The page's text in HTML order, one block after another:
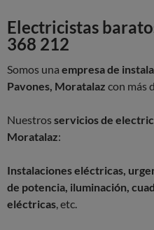
Electricistas
368 212
Somos una empresa de
Pavones, Moratalaz con más
Nuestros servicios de
Moratalaz:
Instalaciones eléctricas,
de potencia, iluminación,
eléctricas, etc.